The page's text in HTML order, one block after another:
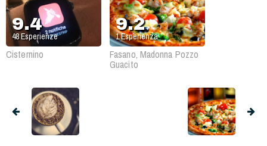
9.4
48Esperienze
Cisternino
9.2
1Esperienza
Fasano, Madonna Pozzo
Guacito